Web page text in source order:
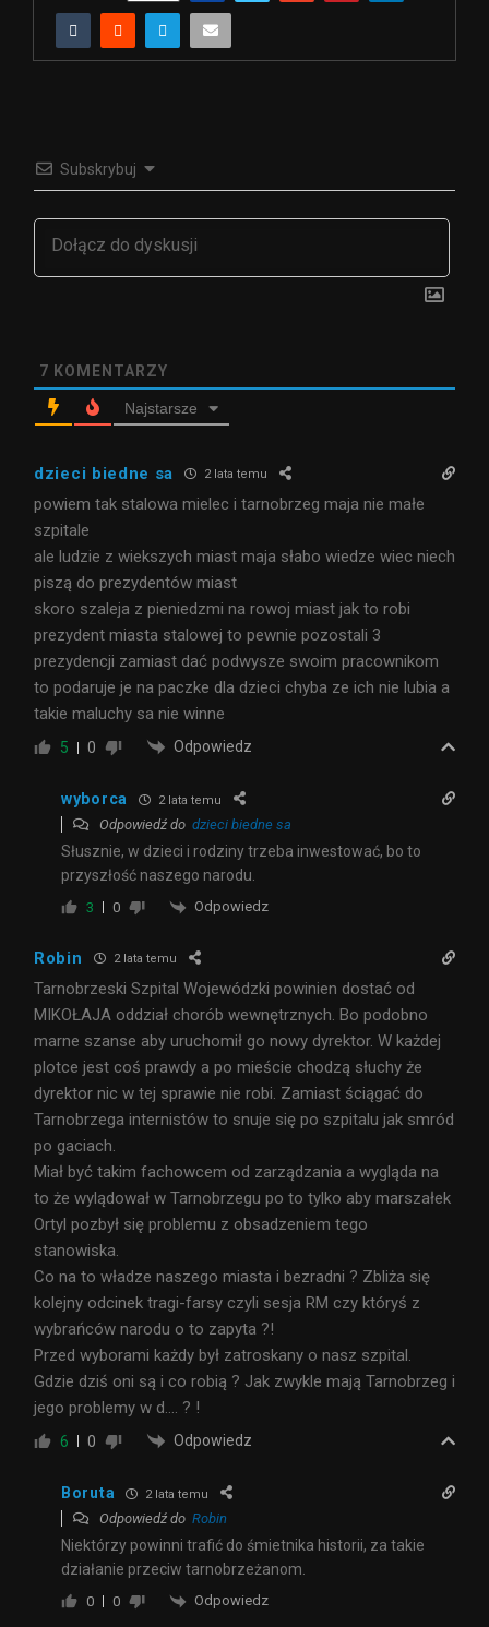
Subskrybuj
7 KOMENTARZY
Najstarsze
dzieci biedne sa 2 lata temu
powiem tak stalowa mielec i tarnobrzeg maja nie małe
szpitale
ale ludzie z wiekszych miast maja słabo wiedze wiec niech
piszą do prezydentów miast
skoro szaleja z pieniedzmi na rowoj miast jak to robi
prezydent miasta stalowej to pewnie pozostali 3
prezydencji zamiast dać podwysze swoim pracownikom
to podaruje je na paczke dla dzieci chyba ze ich nie lubia a
takie maluchy sa nie winne
5 0 Odpowiedz
wyborca 2 lata temu
Odpowiedź do dzieci biedne sa
Słusznie, w dzieci i rodziny trzeba inwestować, bo to
przyszłość naszego narodu.
3 0 Odpowiedz
Robin 2 lata temu
Tarnobrzeski Szpital Wojewódzki powinien dostać od
MIKOŁAJA oddział chorób wewnętrznych. Bo podobno
marne szanse aby uruchomił go nowy dyrektor. W każdej
plotce jest coś prawdy a po mieście chodzą słuchy że
dyrektor nic w tej sprawie nie robi. Zamiast ściągać do
Tarnobrzega internistów to snuje się po szpitalu jak smród
po gaciach.
Miał być takim fachowcem od zarządzania a wygląda na
to że wylądował w Tarnobrzegu po to tylko aby marszałek
Ortyl pozbył się problemu z obsadzeniem tego
stanowiska.
Co na to władze naszego miasta i bezradni ? Zbliża się
kolejny odcinek tragi-farsy czyli sesja RM czy któryś z
wybrańców narodu o to zapyta ?!
Przed wyborami każdy był zatroskany o nasz szpital.
Gdzie dziś oni są i co robią ? Jak zwykle mają Tarnobrzeg i
jego problemy w d…. ? !
6 0 Odpowiedz
Boruta 2 lata temu
Odpowiedź do Robin
Niektórzy powinni trafić do śmietnika historii, za takie
działanie przeciw tarnobrzeżanom.
0 0 Odpowiedz